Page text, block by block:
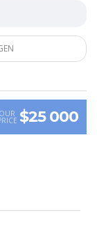
OUR $25 000